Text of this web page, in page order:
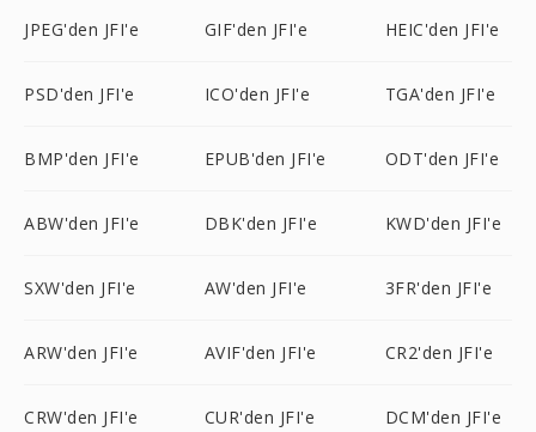
JPEG'den JFI'e GIF'den JFI'e HEIC'den JFI'e
PSD'den JFI'e ICO'den JFI'e TGA'den JFI'e
BMP'den JFI'e EPUB'den JFI'e ODT'den JFI'e
ABW'den JFI'e DBK'den JFI'e KWD'den JFI'e
SXW'den JFI'e AW'den JFI'e 3FR'den JFI'e
ARW'den JFI'e AVIF'den JFI'e CR2'den JFI'e
CRW'den JFI'e CUR'den JFI'e DCM'den JFI'e